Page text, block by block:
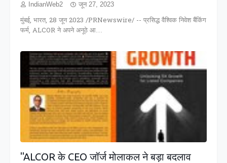
IndianWeb2 जून 27, 2023
मुंबई, भारत, 28 जून 2023 /PRNewswire/ -- प्रसिद्ध वैश्विक निवेश बैंकिंग
फर्म, ALCOR ने अपने अनूठे आ…
"ALCOR के CEO जॉर्ज मोलाकल ने बड़ा बदलाव